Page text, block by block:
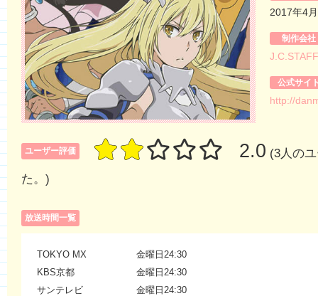
2017年4
制作会社
J.C.STAFF
公式サイ
http://
ユーザー評価 2.0 (3人の
た。)
放送時間一覧
TOKYO MX
金曜日24:30
KBS京都
金曜日24:30
サンテレビ
金曜日24:30